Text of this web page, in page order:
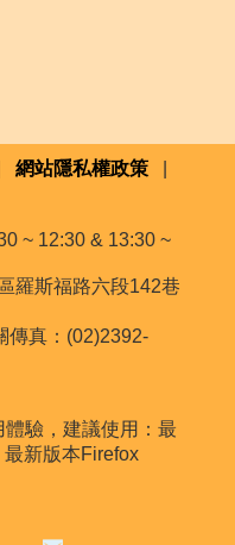
網站隱私權政策
~ 12:30 & 13:30 ~
羅斯福路六段142巷
傳真：(02)2392-
驗，建議使用：最
新版本Firefox